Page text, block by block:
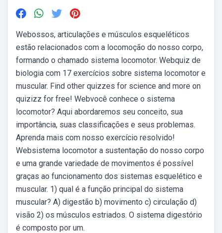
Webossos, articulações e músculos esqueléticos
estão relacionados com a locomoção do nosso corpo,
formando o chamado sistema locomotor. Webquiz de
biologia com 17 exercícios sobre sistema locomotor e
muscular. Find other quizzes for science and more on
quizizz for free! Webvocê conhece o sistema
locomotor? Aqui abordaremos seu conceito, sua
importância, suas classificações e seus problemas.
Aprenda mais com nosso exercício resolvido!
Websistema locomotor a sustentação do nosso corpo
e uma grande variedade de movimentos é possível
graças ao funcionamento dos sistemas esquelético e
muscular. 1) qual é a função principal do sistema
muscular? A) digestão b) movimento c) circulação d)
visão 2) os músculos estriados. O sistema digestório
é composto por um.